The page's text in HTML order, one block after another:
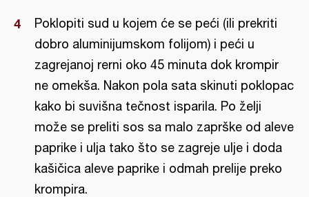
Poklopiti sud u kojem će se peći (ili prekriti
dobro aluminijumskom folijom) i peći u
zagrejanoj rerni oko 45 minuta dok krompir
ne omekša. Nakon pola sata skinuti poklopac
kako bi suvišna tečnost isparila. Po želji
može se preliti sos sa malo zaprške od aleve
paprike i ulja tako što se zagreje ulje i doda
kašičica aleve paprike i odmah prelije preko
krompira.